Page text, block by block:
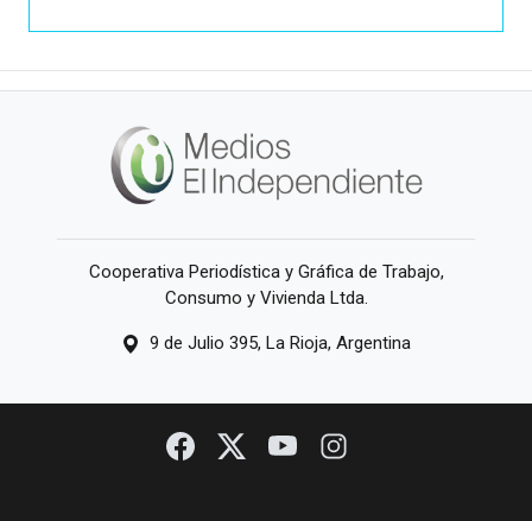
Cooperativa Periodística y Gráfica de Trabajo,
Consumo y Vivienda Ltda.
9 de Julio 395, La Rioja, Argentina